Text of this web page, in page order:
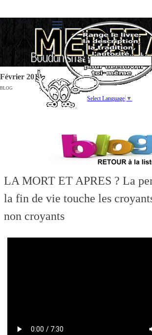
Février 2013
BLOG
Select Language ▼
LA MORT ET APRES ? La
la fin de vie touche les
non croyants